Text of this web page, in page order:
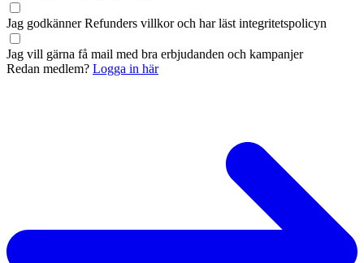
Jag godkänner Refunders villkoroch har läst integritetspolicyn
Jag vill gärna få mail med bra erbjudanden och kampanjer
Redan medlem? Logga in här